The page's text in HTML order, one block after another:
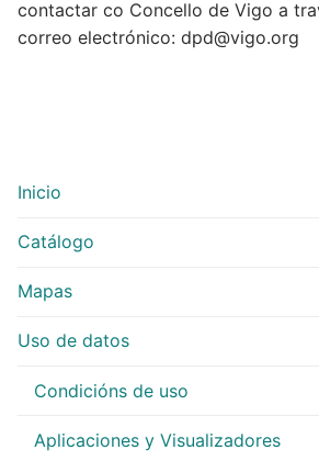
contactar co Concello de Vigo a
correo electrónico: dpd@vigo.org
Inicio
Catálogo
Mapas
Uso de datos
Condicións de uso
Aplicaciones y Visualizadores